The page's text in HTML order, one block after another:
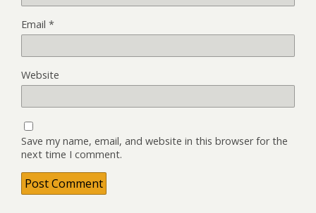
Email *
Website
Save my name, email, and website in this browser for the
next time I comment.